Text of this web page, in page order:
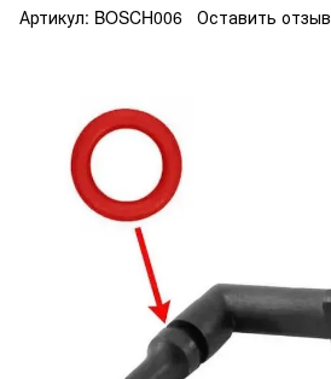
Артикул: BOSCH006 Оставить отзыв